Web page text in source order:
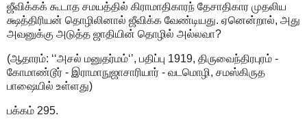
ஜீவிக்கக் கூடாத சமயத்தில் கிராமாதிகாரந் தேசாதிகார முதலிய
க்ஷத்திரியன் தொழிலினால் ஜீவிக்க வேண்டியது. ஏனென்றால், அது
அவனுக்கு அடுத்த ஜாதியின் தொழில் அல்லவா?
(ஆதாரம்: ‘‘அசல் மனுதர்மம்‘’, பதிப்பு 1919, திருவைந்திரபுரம் -
கோமாண்டூர் - இராமாநுஜாசாரியார் - வடமொழி, சமஸ்கிருத
பாஷையில் உள்ளது)
பக்கம் 295.